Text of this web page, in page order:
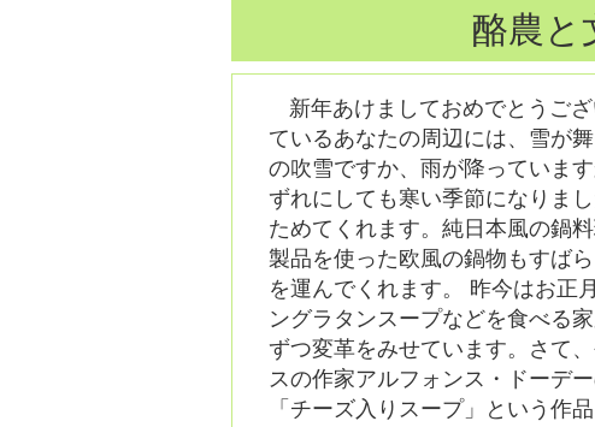
酪農
新年あけましておめでとうご
ているあなたの周辺には、雪が
の吹雪ですか、雨が降っていま
ずれにしても寒い季節になりま
ためてくれます。純日本風の鍋
製品を使った欧風の鍋物もすば
を運んでくれます。 昨今はお正
ングラタンスープなどを食べる
ずつ変革をみせています。さて
スの作家アルフォンス・ドーデ
「チーズ入りスープ」という作